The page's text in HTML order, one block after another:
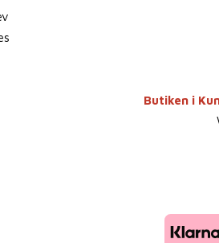
Butiken i